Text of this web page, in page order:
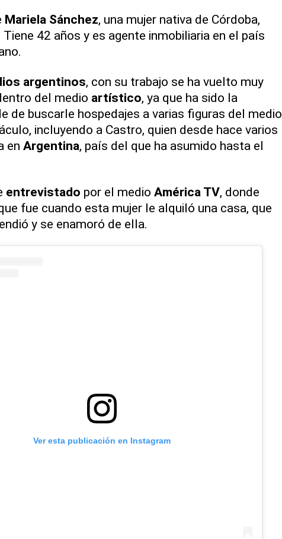
Mariela Sánchez, una mujer nativa de Córdoba,
Tiene 42 años y es agente inmobiliaria en el país
argentinos, con su trabajo se ha vuelto muy
del medio artístico, ya que ha sido la
de buscarle hospedajes a varias figuras del medio
incluyendo a Castro, quien desde hace varios
en Argentina, país del que ha asumido hasta el
entrevistado por el medio América TV, donde
fue cuando esta mujer le alquiló una casa, que
y se enamoró de ella.
Ver esta publicación en Instagram